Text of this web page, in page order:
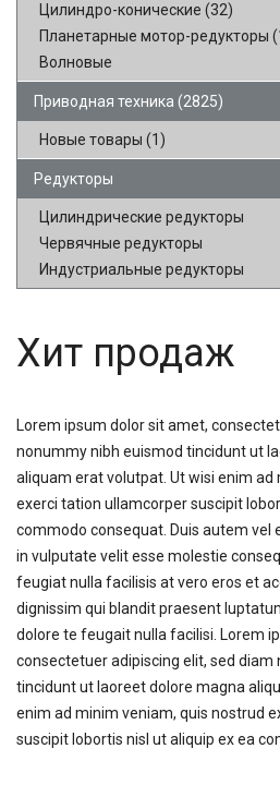
Цилиндро-конические (32)
Планетарные мотор-редукторы
Волновые
Приводная техника (2825)
Новые товары (1)
Редукторы
Цилиндрические редукторы
Червячные редукторы
Индустриальные редукторы
Хит продаж
Lorem ipsum dolor sit amet,
nonummy nibh euismod tincidunt ut
aliquam erat volutpat. Ut wisi enim ad
exerci tation ullamcorper suscipit
commodo consequat. Duis autem vel
in vulputate velit esse molestie
feugiat nulla facilisis at vero eros et
dignissim qui blandit praesent
dolore te feugait nulla facilisi. Lorem
consectetuer adipiscing elit, sed diam
tincidunt ut laoreet dolore magna
enim ad minim veniam, quis nostrud
suscipit lobortis nisl ut aliquip ex ea